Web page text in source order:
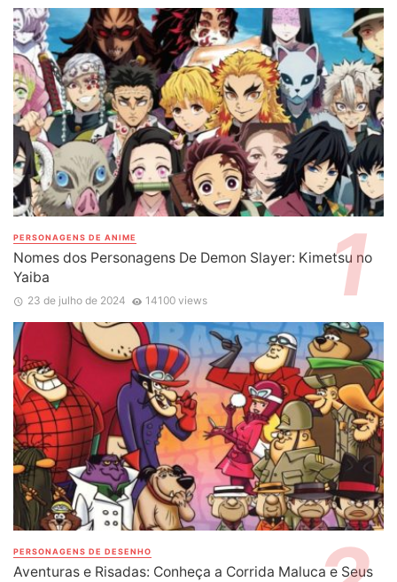
PERSONAGENS DE ANIME
Nomes dos Personagens De Demon Slayer: Kimetsu no
Yaiba
23 de julho de 2024 14100 views
PERSONAGENS DE DESENHO
Aventuras e Risadas: Conheça a Corrida Maluca e Seus